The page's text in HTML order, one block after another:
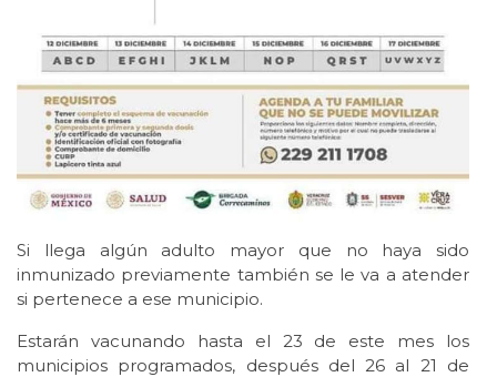
Si llega algún adulto mayor que no haya sido
inmunizado previamente también se le va a atender
si pertenece a ese municipio.
Estarán vacunando hasta el 23 de este mes los
municipios programados, después del 26 al 21 de